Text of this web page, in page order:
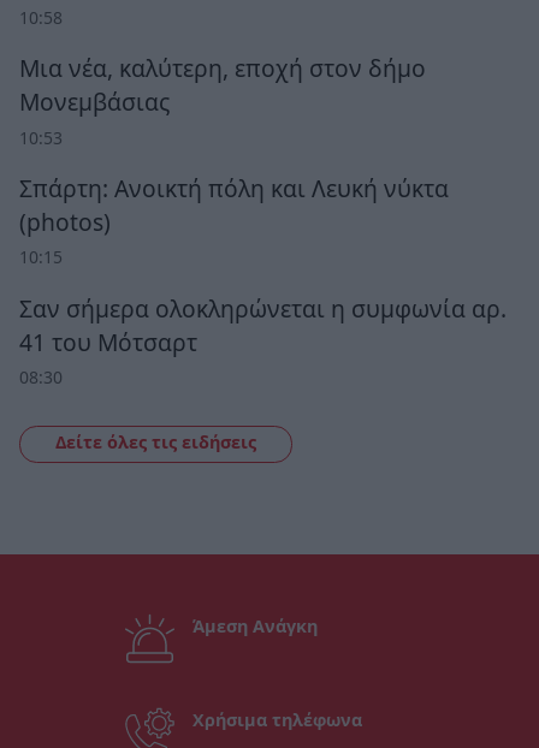
10:58
Μια νέα, καλύτερη, εποχή στον δήμο
Μονεμβάσιας
10:53
Σπάρτη: Ανοικτή πόλη και Λευκή νύκτα
(photos)
10:15
Σαν σήμερα ολοκληρώνεται η συμφωνία αρ.
41 του Μότσαρτ
08:30
Δείτε όλες τις ειδήσεις
Άμεση Ανάγκη
Χρήσιμα τηλέφωνα